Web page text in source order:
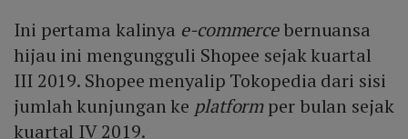
Ini pertama kalinya e-commercebernuansa
hijau ini mengungguli Shopee sejak kuartal
III 2019. Shopee menyalip Tokopedia dari sisi
jumlah kunjungan ke platformper bulan sejak
kuartal IV 2019.